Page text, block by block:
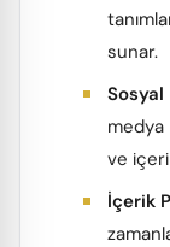
sunar.
Sosyal
medya
ve
İçerik